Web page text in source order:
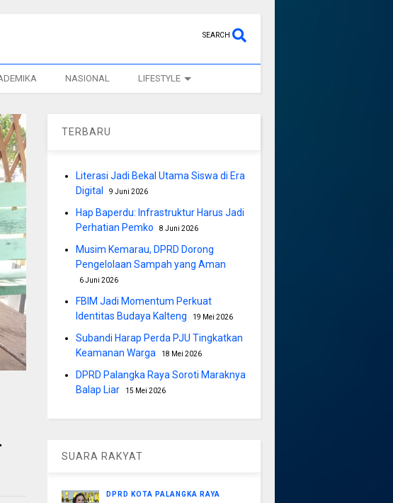
SEARCH
NASIONAL LIFESTYLE
TERBARU
Literasi Jadi Bekal Utama Siswa di Era
Digital
9 Juni 2026
Hap Baperdu: Infrastruktur Harus Jadi
Perhatian Pemko
8 Juni 2026
Musim Kemarau, DPRD Dorong
Pengelolaan Sampah yang Aman
6 Juni 2026
FBIM Jadi Momentum Perkuat
Identitas Budaya Kalteng
19 Mei 2026
Subandi Harap Perda PJU Tingkatkan
Keamanan Warga
18 Mei 2026
DPRD Palangka Raya Soroti Maraknya
Balap Liar
15 Mei 2026
SUARA RAKYAT
DPRD KOTA PALANGKA RAYA